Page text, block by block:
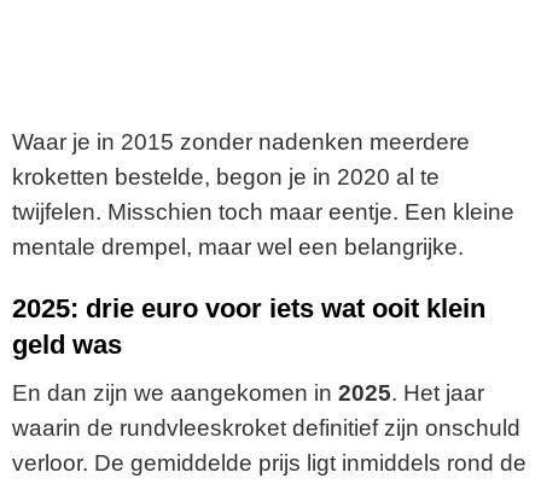
Waar je in 2015 zonder nadenken meerdere
kroketten bestelde, begon je in 2020 al te
twijfelen. Misschien toch maar eentje. Een kleine
mentale drempel, maar wel een belangrijke.
2025: drie euro voor iets wat ooit klein
geld was
En dan zijn we aangekomen in 2025. Het jaar
waarin de rundvleeskroket definitief zijn onschuld
verloor. De gemiddelde prijs ligt inmiddels rond de